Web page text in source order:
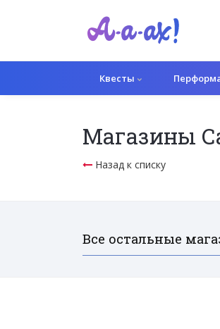
Квесты
Магазины
Назад к списку
Все остальные